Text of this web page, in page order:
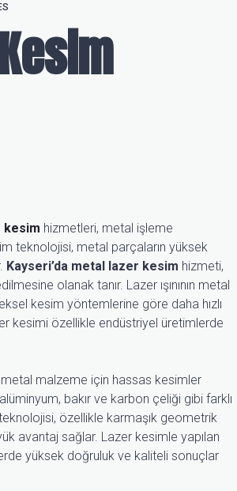
kesim hizmetleri, metal işleme
teknolojisi, metal parçaların yüksek
Kayseri’da metal lazer kesim hizmeti,
olanak tanır. Lazer ışınının metal
kesim yöntemlerine göre daha hızlı
kesimi özellikle endüstriyel üretimlerde
malzeme için hassas kesimler
bakır ve karbon çeliği gibi farklı
özellikle karmaşık geometrik
avantaj sağlar. Lazer kesimle yapılan
yüksek doğruluk ve kaliteli sonuçlar